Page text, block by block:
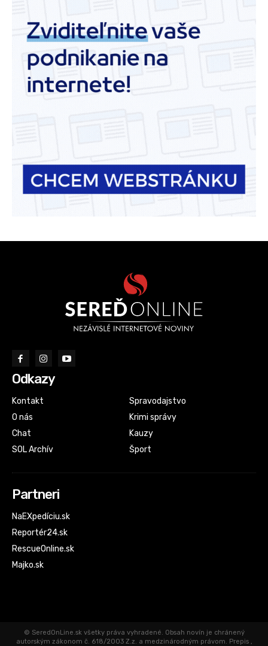
Odkazy
Kontakt
O nás
Chat
SOL Archív
Spravodajstvo
Krimi správy
Kauzy
Šport
Partneri
NaEXpedíciu.sk
Reportér24.sk
RescueOnline.sk
Majko.sk
© SeredOnLine.sk všetky práva vyhradené. Obsah novín je chránený
autorským zákonom č. 618/2003 Z.z. a medzinárodným právom. Prepis ,